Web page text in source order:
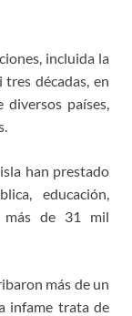
incluida la
décadas, en
diversos países,
han prestado
educación,
más de 31 mil
más de un
infame trata de